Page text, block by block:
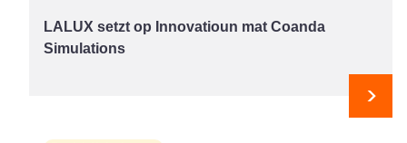
LALUX setzt op Innovatioun mat Coanda
Simulations
Next